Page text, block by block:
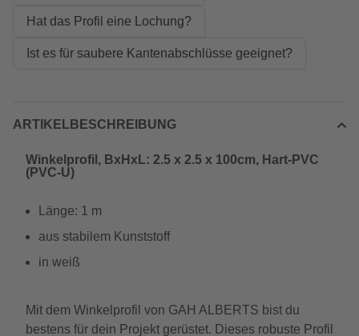
Hat das Profil eine Lochung?
Ist es für saubere Kantenabschlüsse geeignet?
ARTIKELBESCHREIBUNG
Winkelprofil, BxHxL: 2.5 x 2.5 x 100cm, Hart-PVC
(PVC-U)
Länge: 1 m
aus stabilem Kunststoff
in weiß
Mit dem Winkelprofil von GAH ALBERTS bist du
bestens für dein Projekt gerüstet. Dieses robuste Profil